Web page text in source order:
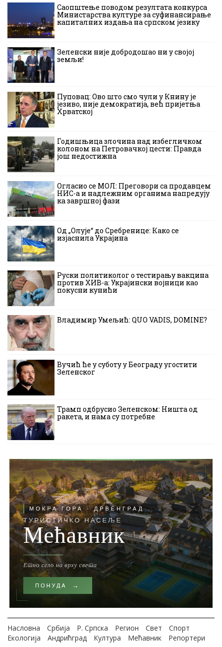
Саопштење поводом резултата конкурса
Министарства културе за суфинансирање
капиталних издања на српском језику
Зеленски није добродошао ни у својој
земљи!
Пуповац: Ово што смо чули у Книну је
језиво, није демократија, већ пријетња
Хрватској
Годишњица злочина над избегличком
колоном на Петровачкој цести: Правда
још недостижна
Огласио се МОЛ: Преговори са продавцем
НИС-а и надлежним органима напредују
ка завршној фази
Од „Олује“ до Сребренице: Како се
изјаснила Украјина
Руски политиколог о тестирању вакцина
против ХИВ-а: Украјински војници као
покусни кунићи
Владимир Умељић: QUO VADIS, DOMINE?
Вучић ће у суботу у Београду угостити
Зеленског
Трамп одбрусио Зеленском: Ништа од
ракета, и нама су потребне
Насловна Србија Р. Српска Регион Свет
Спорт
Екологија
Андрићград Култура Мећавник Репортери